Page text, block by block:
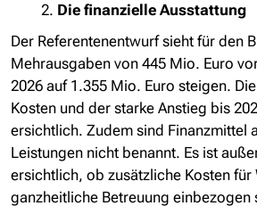
Die finanzielle Ausstattung
Der Referentenentwurf sieht für den
Mehrausgaben von 445 Mio. Euro
2026 auf 1.355 Mio. Euro steigen.
Kosten und der starke Anstieg bis
ersichtlich. Zudem sind Finanzmittel
Leistungen nicht benannt. Es ist
ersichtlich, ob zusätzliche Kosten
ganzheitliche Betreuung